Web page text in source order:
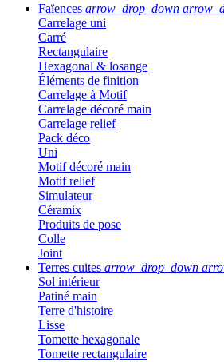
Faïences arrow_drop_down
Carrelage uni
Carré
Rectangulaire
Hexagonal & losange
Éléments de finition
Carrelage à Motif
Carrelage décoré main
Carrelage relief
Pack déco
Uni
Motif décoré main
Motif relief
Simulateur
Céramix
Produits de pose
Colle
Joint
Terres cuites arrow_drop_down
Sol intérieur
Patiné main
Terre d'histoire
Lisse
Tomette hexagonale
Tomette rectangulaire